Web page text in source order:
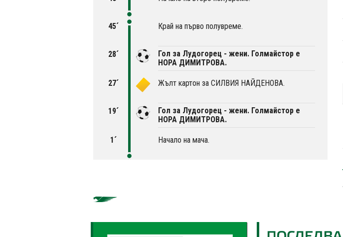
45´ Край на първо полувреме.
28´
Гол за Лудогорец - жени. Голмайстор е
НОРА ДИМИТРОВА.
27´ Жълт картон за СИЛВИЯ НАЙДЕНОВА.
19´
Гол за Лудогорец - жени. Голмайстор е
НОРА ДИМИТРОВА.
1´ Начало на мача.